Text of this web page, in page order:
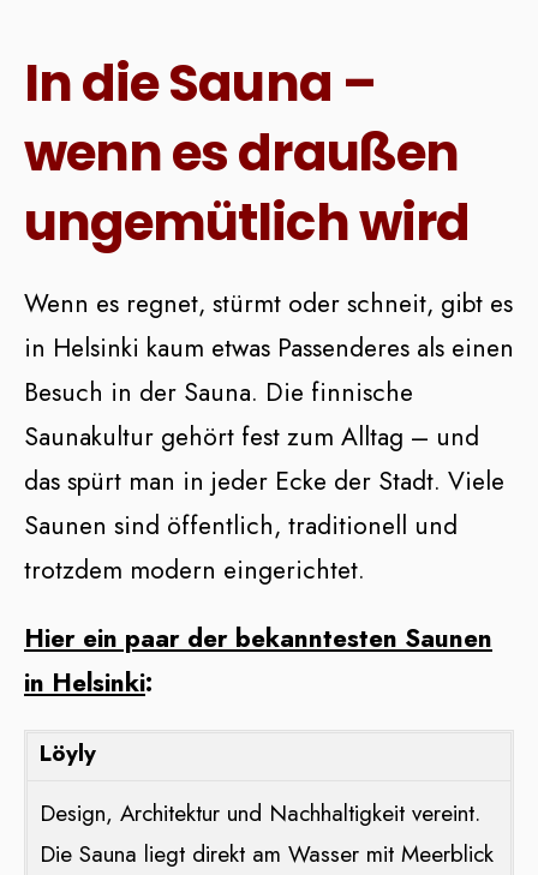
In die Sauna –
wenn es draußen
ungemütlich wird
Wenn es regnet, stürmt oder schneit, gibt es
in Helsinki kaum etwas Passenderes als einen
Besuch in der Sauna. Die finnische
Saunakultur gehört fest zum Alltag – und
das spürt man in jeder Ecke der Stadt. Viele
Saunen sind öffentlich, traditionell und
trotzdem modern eingerichtet.
Hier ein paar der bekanntesten Saunen
in Helsinki:
Löyly
Design, Architektur und Nachhaltigkeit vereint.
Die Sauna liegt direkt am Wasser mit Meerblick